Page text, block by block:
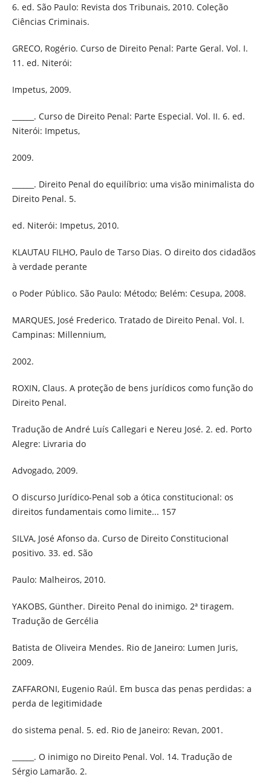
6. ed. São Paulo: Revista dos Tribunais, 2010. Coleção
Ciências Criminais.
GRECO, Rogério. Curso de Direito Penal: Parte Geral. Vol. I.
11. ed. Niterói:
Impetus, 2009.
______. Curso de Direito Penal: Parte Especial. Vol. II. 6. ed.
Niterói: Impetus,
2009.
______. Direito Penal do equilíbrio: uma visão minimalista do
Direito Penal. 5.
ed. Niterói: Impetus, 2010.
KLAUTAU FILHO, Paulo de Tarso Dias. O direito dos cidadãos
à verdade perante
o Poder Público. São Paulo: Método; Belém: Cesupa, 2008.
MARQUES, José Frederico. Tratado de Direito Penal. Vol. I.
Campinas: Millennium,
2002.
ROXIN, Claus. A proteção de bens jurídicos como função do
Direito Penal.
Tradução de André Luís Callegari e Nereu José. 2. ed. Porto
Alegre: Livraria do
Advogado, 2009.
O discurso Jurídico-Penal sob a ótica constitucional: os
direitos fundamentais como limite... 157
SILVA, José Afonso da. Curso de Direito Constitucional
positivo. 33. ed. São
Paulo: Malheiros, 2010.
YAKOBS, Günther. Direito Penal do inimigo. 2ª tiragem.
Tradução de Gercélia
Batista de Oliveira Mendes. Rio de Janeiro: Lumen Juris,
2009.
ZAFFARONI, Eugenio Raúl. Em busca das penas perdidas: a
perda de legitimidade
do sistema penal. 5. ed. Rio de Janeiro: Revan, 2001.
______. O inimigo no Direito Penal. Vol. 14. Tradução de
Sérgio Lamarão. 2.